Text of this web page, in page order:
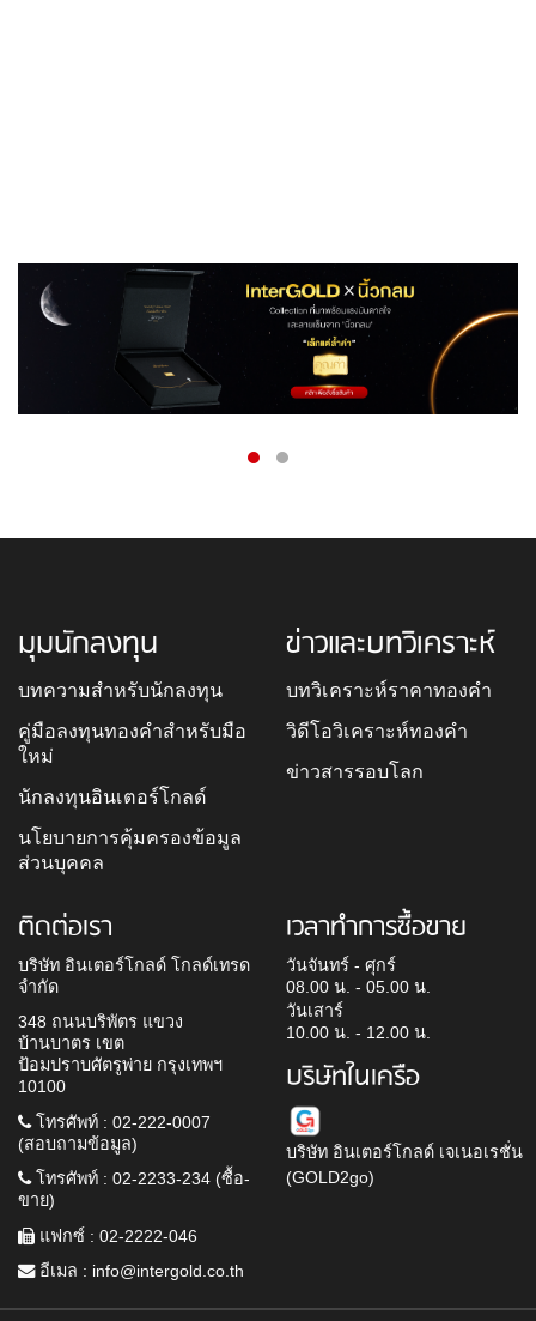
มุมนักลงทุน
บทความสำหรับนักลงทุน
คู่มือลงทุนทองคำสำหรับมือ
ใหม่
นักลงทุนอินเตอร์โกลด์
นโยบายการคุ้มครองข้อมูล
ส่วนบุคคล
ข่าวและบทวิเคราะห์
บทวิเคราะห์ราคาทองคำ
วิดีโอวิเคราะห์ทองคำ
ข่าวสารรอบโลก
ติดต่อเรา
บริษัท อินเตอร์โกลด์ โกลด์เทรด
จำกัด
348 ถนนบริพัตร แขวง
บ้านบาตร เขต
ป้อมปราบศัตรูพ่าย กรุงเทพฯ
10100
โทรศัพท์ : 02-222-0007
(สอบถามข้อมูล)
โทรศัพท์ : 02-2233-234 (ซื้อ-
ขาย)
แฟกซ์ : 02-2222-046
อีเมล : info@intergold.co.th
เวลาทำการซื้อขาย
วันจันทร์ - ศุกร์
08.00 น. - 05.00 น.
วันเสาร์
10.00 น. - 12.00 น.
บริษัทในเครือ
บริษัท อินเตอร์โกลด์ เจเนอเรชั่น
(GOLD2go)